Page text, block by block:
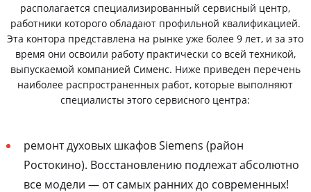
располагается специализированный сервисный центр,
работники которого обладают профильной квалификацией.
Эта контора представлена на рынке уже более 9 лет, и за это
время они освоили работу практически со всей техникой,
выпускаемой компанией Сименс. Ниже приведен перечень
наиболее распространенных работ, которые выполняют
специалисты этого сервисного центра:
ремонт духовых шкафов Siemens (район
Ростокино). Восстановлению подлежат абсолютно
все модели — от самых ранних до современных!